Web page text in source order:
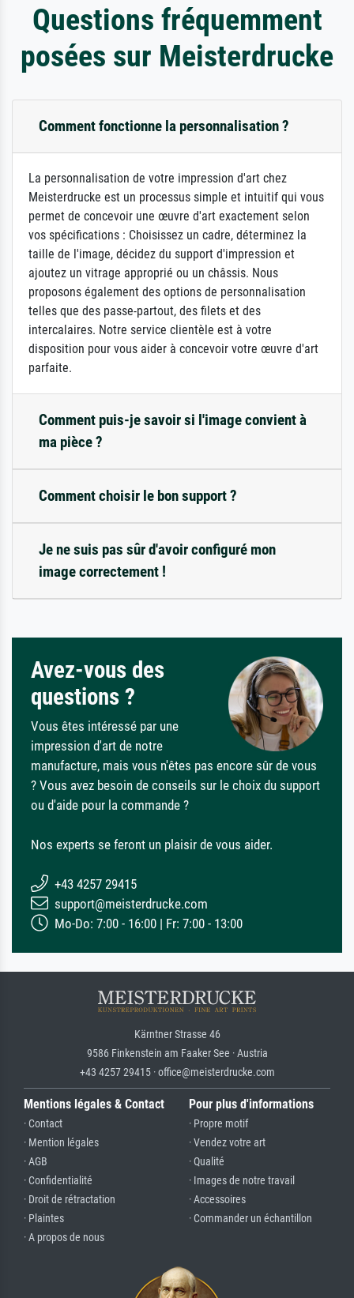
Questions fréquemment
posées sur Meisterdrucke
Comment fonctionne la personnalisation ?
La personnalisation de votre impression d'art chez
Meisterdrucke est un processus simple et intuitif qui vous
permet de concevoir une œuvre d'art exactement selon
vos spécifications : Choisissez un cadre, déterminez la
taille de l'image, décidez du support d'impression et
ajoutez un vitrage approprié ou un châssis. Nous
proposons également des options de personnalisation
telles que des passe-partout, des filets et des
intercalaires. Notre service clientèle est à votre
disposition pour vous aider à concevoir votre œuvre d'art
parfaite.
Comment puis-je savoir si l'image convient à
ma pièce ?
Comment choisir le bon support ?
Je ne suis pas sûr d'avoir configuré mon
image correctement !
Avez-vous des
questions ?
Vous êtes intéressé par une
impression d'art de notre
manufacture, mais vous n'êtes pas encore sûr de vous
? Vous avez besoin de conseils sur le choix du support
ou d'aide pour la commande ?
Nos experts se feront un plaisir de vous aider.
+43 4257 29415
support@meisterdrucke.com
Mo-Do: 7:00 - 16:00 | Fr: 7:00 - 13:00
Kärntner Strasse 46
9586 Finkenstein am Faaker See · Austria
+43 4257 29415 · office@meisterdrucke.com
Mentions légales & Contact
· Contact
· Mention légales
· AGB
· Confidentialité
· Droit de rétractation
· Plaintes
· A propos de nous
Pour plus d'informations
· Propre motif
· Vendez votre art
· Qualité
· Images de notre travail
· Accessoires
· Commander un échantillon